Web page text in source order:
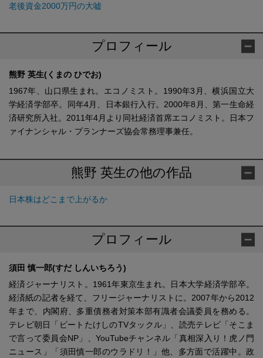
老後資金2000万円の大嘘
プロフィール
熊野 英生(くまの ひでお)
1967年、山口県生まれ。エコノミスト。1990年3月、横浜国立大
学経済学部卒。同年4月、日本銀行入行。2000年8月、第一生命経
済研究所入社。2011年4月より同社経済首席エコノミスト。日本フ
ァイナンシャル・プランナーズ協会常務理事兼任。
熊野 英生の他の作品
日本株はどこまで上がるか
プロフィール
須田 慎一郎(すだ しんいちろう)
経済ジャーナリスト。1961年東京生まれ。日本大学経済学部卒。
経済紙の記者を経て、フリージャーナリストに。2007年から2012
年まで、内閣府、多重債務者対策本部有識者会議委員を務める。
テレビ朝日「ビートたけしのTVタックル」、読売テレビ「そこま
で言って委員会NP」、YouTubeチャンネル「真相深入り！虎ノ門
ニュース」「須田慎一郎のウラドリ！」他、多方面で活躍中。政